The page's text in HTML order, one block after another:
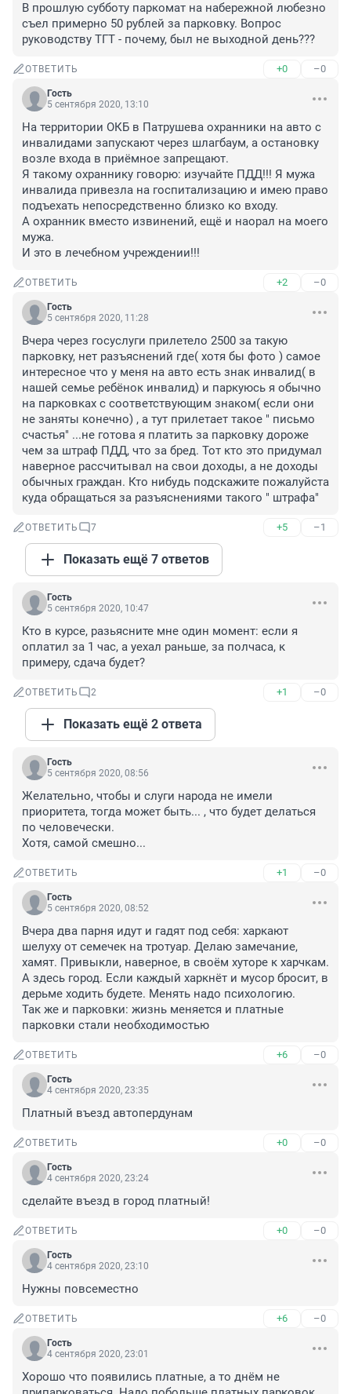
В прошлую субботу паркомат на набережной любезно
съел примерно 50 рублей за парковку. Вопрос
руководству ТГТ - почему, был не выходной день???
ОТВЕТИТЬ +0 –0
Гость
5 сентября 2020, 13:10
На территории ОКБ в Патрушева охранники на авто с
инвалидами запускают через шлагбаум, а остановку
возле входа в приёмное запрещают.
Я такому охраннику говорю: изучайте ПДД!!! Я мужа
инвалида привезла на госпитализацию и имею право
подъехать непосредственно близко ко входу.
А охранник вместо извинений, ещё и наорал на моего
мужа.
И это в лечебном учреждении!!!
ОТВЕТИТЬ +2 –0
Гость
5 сентября 2020, 11:28
Вчера через госуслуги прилетело 2500 за такую
парковку, нет разъяснений где( хотя бы фото ) самое
интересное что у меня на авто есть знак инвалид( в
нашей семье ребёнок инвалид) и паркуюсь я обычно
на парковках с соответствующим знаком( если они
не заняты конечно) , а тут прилетает такое " письмо
счастья" ...не готова я платить за парковку дороже
чем за штраф ПДД, что за бред. Тот кто это придумал
наверное рассчитывал на свои доходы, а не доходы
обычных граждан. Кто нибудь подскажите пожалуйста
куда обращаться за разъяснениями такого " штрафа"
ОТВЕТИТЬ 7 +5 –1
Показать ещё 7 ответов
Гость
5 сентября 2020, 10:47
Кто в курсе, разьясните мне один момент: если я
оплатил за 1 час, а уехал раньше, за полчаса, к
примеру, сдача будет?
ОТВЕТИТЬ 2 +1 –0
Показать ещё 2 ответа
Гость
5 сентября 2020, 08:56
Желательно, чтобы и слуги народа не имели
приоритета, тогда может быть... , что будет делаться
по человечески.
Хотя, самой смешно...
ОТВЕТИТЬ +1 –0
Гость
5 сентября 2020, 08:52
Вчера два парня идут и гадят под себя: харкают
шелуху от семечек на тротуар. Делаю замечание,
хамят. Привыкли, наверное, в своём хуторе к харчкам.
А здесь город. Если каждый харкнёт и мусор бросит, в
дерьме ходить будете. Менять надо психологию.
Так же и парковки: жизнь меняется и платные
парковки стали необходимостью
ОТВЕТИТЬ +6 –0
Гость
4 сентября 2020, 23:35
Платный въезд автопердунам
ОТВЕТИТЬ +0 –0
Гость
4 сентября 2020, 23:24
сделайте въезд в город платный!
ОТВЕТИТЬ +0 –0
Гость
4 сентября 2020, 23:10
Нужны повсеместно
ОТВЕТИТЬ +6 –0
Гость
4 сентября 2020, 23:01
Хорошо что появились платные, а то днём не